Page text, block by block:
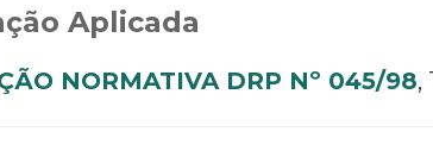
Aplicada
NORMATIVA DRP Nº 045/98,